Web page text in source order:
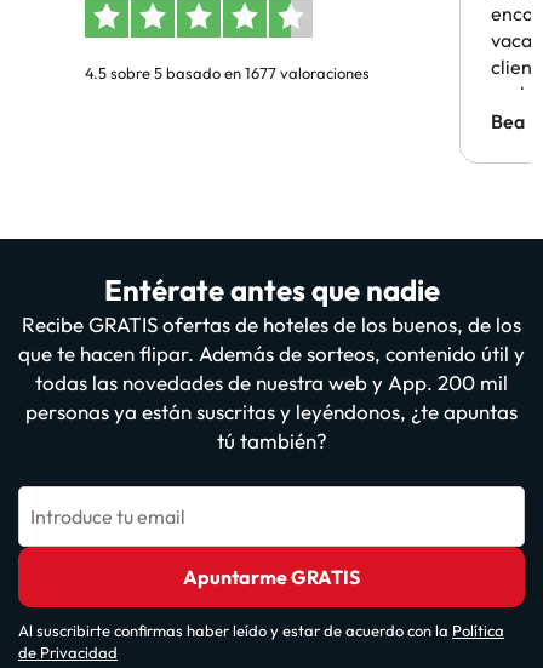
4.5 sobre 5 basado en 1677 valoraciones
Bea
Entérate antes que nadie
Recibe GRATIS ofertas de hoteles de los buenos, de los
que te hacen flipar. Además de sorteos, contenido útil y
todas las novedades de nuestra web y App. 200 mil
personas ya están suscritas y leyéndonos, ¿te apuntas
tú también?
Introduce tu email
Apuntarme GRATIS
Al suscribirte confirmas haber leído y estar de acuerdo con la Política
de Privacidad